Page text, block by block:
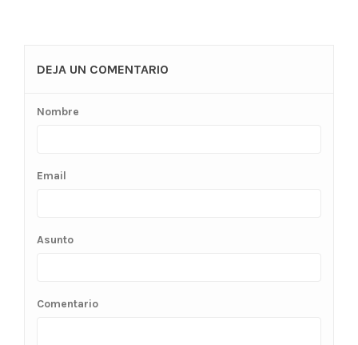
DEJA UN COMENTARIO
Nombre
Email
Asunto
Comentario